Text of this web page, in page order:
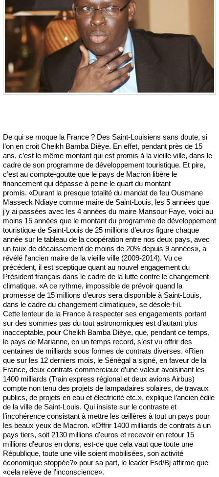
De qui se moque la France ? Des Saint-Louisiens sans doute, si
l’on en croit Cheikh Bamba Dièye. En effet, pendant près de 15
ans, c’est le même montant qui est promis à la vieille ville, dans le
cadre de son programme de développement touristique. Et pire,
c’est au compte-goutte que le pays de Macron libère le
financement qui dépasse à peine le quart du montant
promis. «Durant la presque totalité du mandat de feu Ousmane
Masseck Ndiaye comme maire de Saint-Louis, les 5 années que
j'y ai passées avec les 4 années du maire Mansour Faye, voici au
moins 15 années que le montant du programme de développement
touristique de Saint-Louis de 25 millions d’euros figure chaque
année sur le tableau de la coopération entre nos deux pays, avec
un taux de décaissement de moins de 20% depuis 9 années», a
révélé l’ancien maire de la vieille ville (2009-2014). Vu ce
précédent, il est sceptique quant au nouvel engagement du
Président français dans le cadre de la lutte contre le changement
climatique. «A ce rythme, impossible de prévoir quand la
promesse de 15 millions d’euros sera disponible à Saint-Louis,
dans le cadre du changement climatique», se désole-t-il.
Cette lenteur de la France à respecter ses engagements portant
sur des sommes pas du tout astronomiques est d’autant plus
inacceptable, pour Cheikh Bamba Dièye, que, pendant ce temps,
le pays de Marianne, en un temps record, s’est vu offrir des
centaines de milliards sous formes de contrats diverses. «Rien
que sur les 12 derniers mois, le Sénégal a signé, en faveur de la
France, deux contrats commerciaux d’une valeur avoisinant les
1400 milliards (Train express régional et deux avions Airbus)
compte non tenu des projets de lampadaires solaires, de travaux
publics, de projets en eau et électricité etc.», explique l’ancien édile
de la ville de Saint-Louis. Qui insiste sur le contraste et
l’incohérence consistant à mettre les œillères à tout un pays pour
les beaux yeux de Macron. «Offrir 1400 milliards de contrats à un
pays tiers, soit 2130 millions d'euros et recevoir en retour 15
millions d'euros en dons, est-ce que cela vaut que toute une
République, toute une ville soient mobilisées, son activité
économique stoppée?» pour sa part, le leader Fsd/Bj affirme que
«cela relève de l'inconscience».